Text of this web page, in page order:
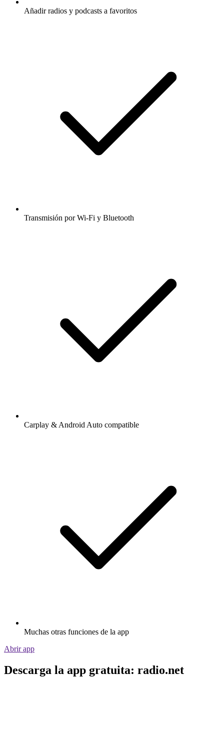
Añadir radios y podcasts a favoritos
Transmisión por Wi-Fi y Bluetooth
Carplay & Android Auto compatible
Muchas otras funciones de la app
Abrir app
Descarga la app gratuita: radio.net